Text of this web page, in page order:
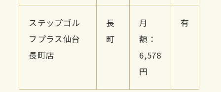
ステップゴル
フプラス仙台
長町店
長
町
月
額：
6,578
円
有